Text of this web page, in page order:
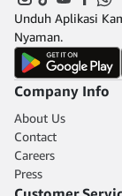
Unduh Aplikasi
Nyaman.
Company Info
About Us
Contact
Careers
Press